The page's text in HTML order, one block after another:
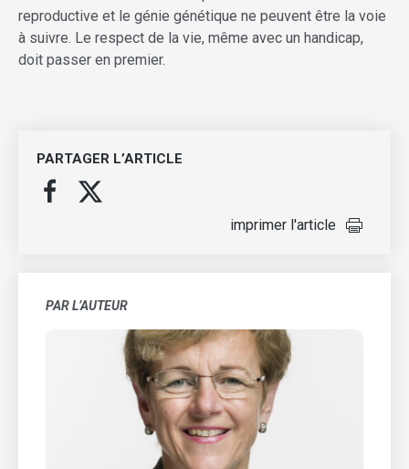
reproductive et le génie génétique ne peuvent être la voie
à suivre. Le respect de la vie, même avec un handicap,
doit passer en premier.
PARTAGER L’ARTICLE
imprimer l'article
PAR L’AUTEUR